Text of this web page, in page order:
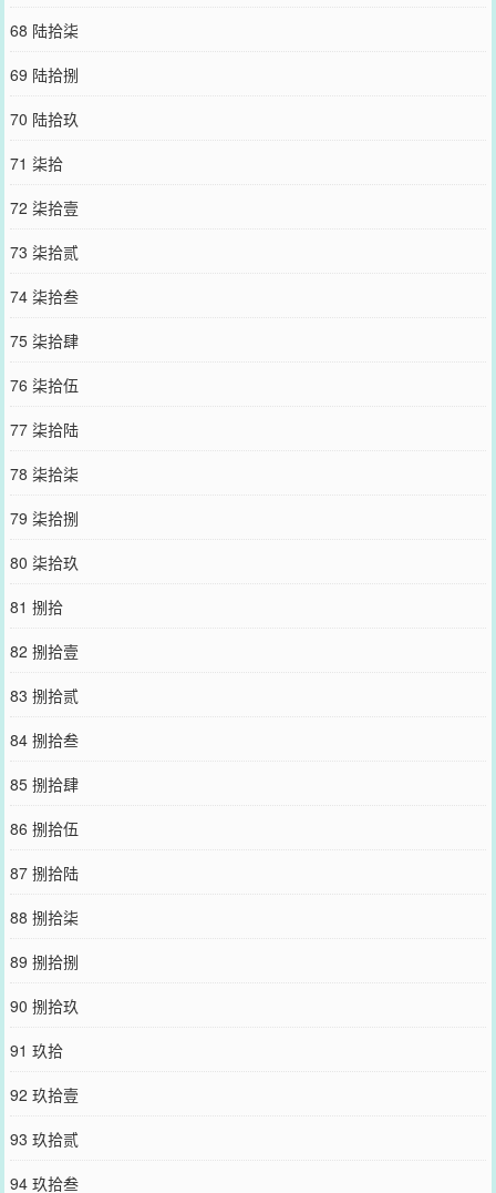
68 陆拾柒
69 陆拾捌
70 陆拾玖
71 柒拾
72 柒拾壹
73 柒拾贰
74 柒拾叁
75 柒拾肆
76 柒拾伍
77 柒拾陆
78 柒拾柒
79 柒拾捌
80 柒拾玖
81 捌拾
82 捌拾壹
83 捌拾贰
84 捌拾叁
85 捌拾肆
86 捌拾伍
87 捌拾陆
88 捌拾柒
89 捌拾捌
90 捌拾玖
91 玖拾
92 玖拾壹
93 玖拾贰
94 玖拾叁